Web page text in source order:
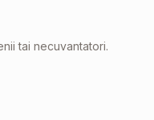
tai necuvantatori.